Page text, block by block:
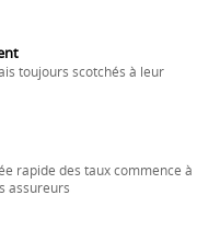
toujours scotchés à leur
rapide des taux commence à
assureurs